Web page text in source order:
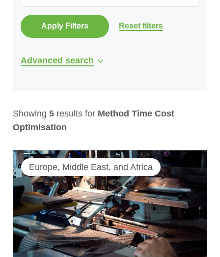
Apply Filters Reset filters
Advanced search
Showing 5 results for Method Time Cost
Optimisation
Europe, Middle East, and Africa